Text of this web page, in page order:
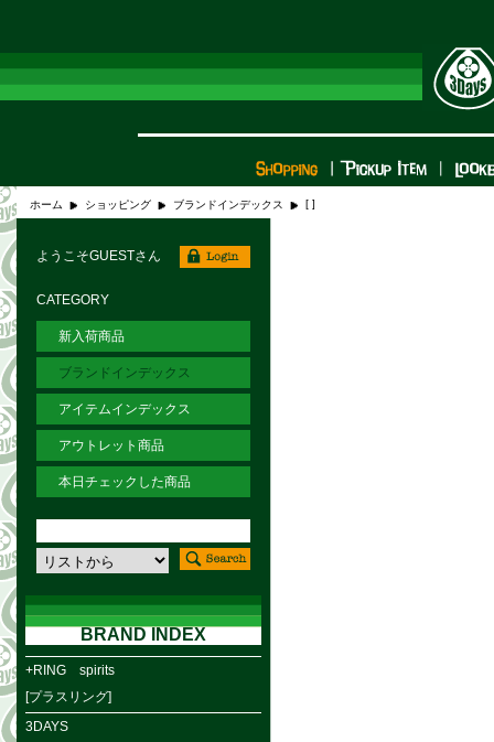
ホーム ショッピング ブランドインデックス [ ]
ようこそGUESTさん
CATEGORY
新入荷商品
ブランドインデックス
アイテムインデックス
アウトレット商品
本日チェックした商品
BRAND INDEX
+RING spirits
[プラスリング]
3DAYS